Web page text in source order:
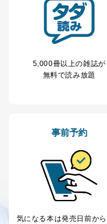
5,000冊以上の雑誌が
無料で読み放題
事前予約
気になる本は発売日前か